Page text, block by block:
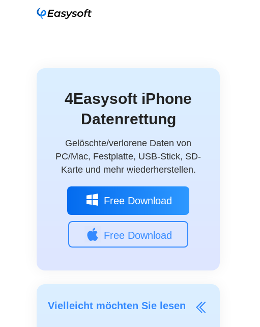
4Easysoft iPhone
Datenrettung
Gelöschte/verlorene Daten von
PC/Mac, Festplatte, USB-Stick, SD-
Karte und mehr wiederherstellen.
Free Download
Free Download
Vielleicht möchten Sie lesen